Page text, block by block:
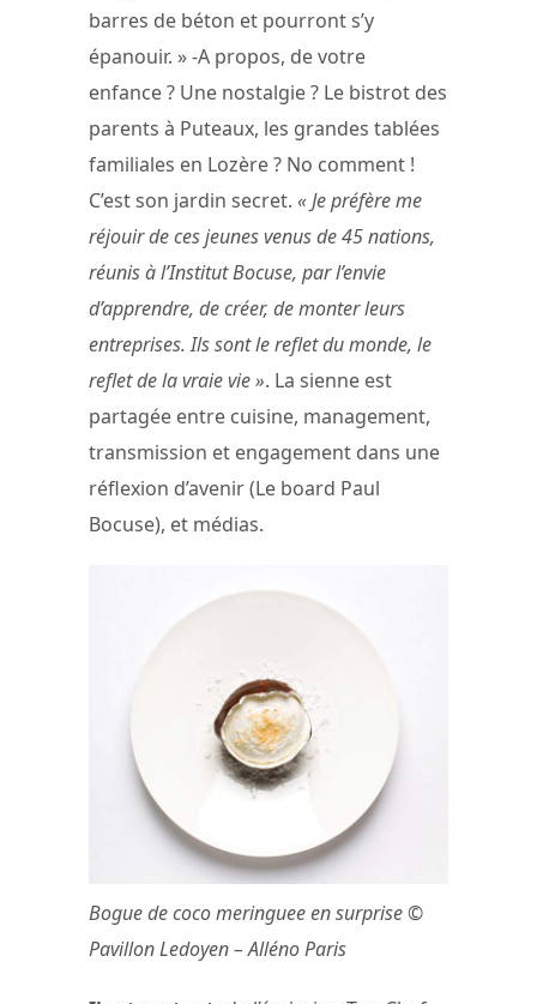
barres de béton et pourront s’y
épanouir. » -A propos, de votre
enfance ? Une nostalgie ? Le bistrot des
parents à Puteaux, les grandes tablées
familiales en Lozère ? No comment !
C’est son jardin secret. « Je préfère me
réjouir de ces jeunes venus de 45 nations,
réunis à l’Institut Bocuse, par l’envie
d’apprendre, de créer, de monter leurs
entreprises. Ils sont le reflet du monde, le
reflet de la vraie vie ». La sienne est
partagée entre cuisine, management,
transmission et engagement dans une
réflexion d’avenir (Le board Paul
Bocuse), et médias.
Bogue de coco meringuee en surprise ©
Pavillon Ledoyen – Alléno Paris